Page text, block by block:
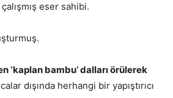
eser sahibi.
‘kaplan bambu’ dalları örülerek
dışında herhangi bir yapıştırıcı